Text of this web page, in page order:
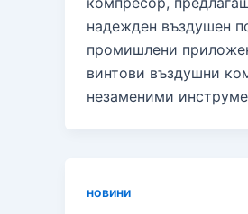
надежден въздушен
промишлени
винтови въздушни
незаменими
новини